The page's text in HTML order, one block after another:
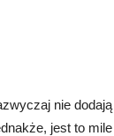
nie
jest to